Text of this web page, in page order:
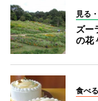
見る
ズー
の花
食べる